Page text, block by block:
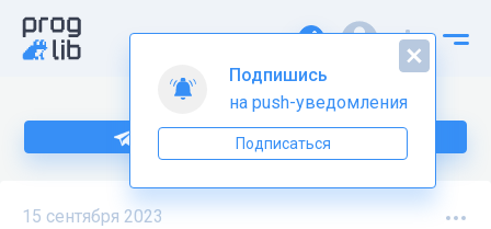
Подпишитесь на нас в Telegram
15 сентября 2023
Подпишись
на push-уведомления
Подписаться